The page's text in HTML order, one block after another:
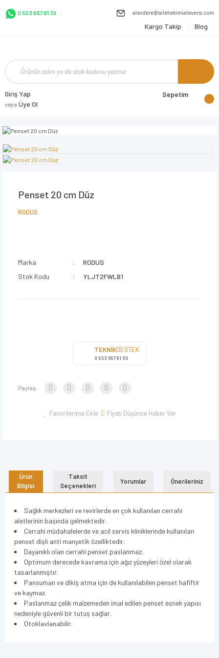
0 553 657 81 39 alevdere@ailehekimialisveris.com
Kargo Takip Blog
Giriş Yap
veya Üye Ol
Sepetim
Penset 20 cm Düz
RODUS
Marka
RODUS
Stok Kodu
YLJT2FWLB1
TEKNİKDESTEK
0 553 657 81 39
Paylaş:
Fiyatı Düşünce Haber Ver
Ürün
Bilgisi
Taksit
Seçenekleri
Yorumlar Önerileriniz
Sağlık merkezleri ve revirlerde en çok kullanılan cerrahi
aletlerinin başında gelmektedir.
Cerrahi müdahalelerde ve acil servis kliniklerinde kullanılan
penset dişli anti manyetik özelliktedir.
Dayanıklı olan cerrahi penset paslanmaz.
Optimum derecede kavrama için ağız yüzeyleri özel olarak
tasarlanmıştır.
Pansuman ve dikiş atma için de kullanılabilen penset hafiftir
ve kaymaz.
Paslanmaz çelik malzemeden imal edilen penset esnek yapısı
nedeniyle güvenli bir tutuş sağlar.
Otoklavlanabilir.